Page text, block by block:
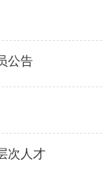
公告
次人才